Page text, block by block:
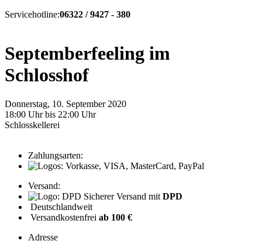
Servicehotline:06322 / 9427 - 380
Septemberfeeling im
Schlosshof
Donnerstag, 10. September 2020
18:00 Uhr bis 22:00 Uhr
Schlosskellerei
Zahlungsarten:
Versand:
Sicherer Versand mit DPD
Deutschlandweit
Versandkostenfrei ab 100 €
Adresse